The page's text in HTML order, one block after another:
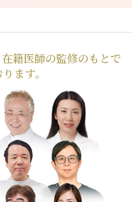
籍医師の監修のもとで
ます。